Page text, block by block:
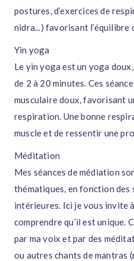
postures, d’exercices de
nidra...) favorisant l’équilibre
Yin yoga
Le yin yoga est un yoga
de 2 à 20 minutes. Ces
musculaire doux, favorisant
respiration. Une bonne
muscle et de ressentir une
Méditation
Mes séances de médiation
thématiques, en fonction des
intérieures. Ici je vous invite
comprendre qu’il est unique.
par ma voix et par des
ou autres chants de mantras